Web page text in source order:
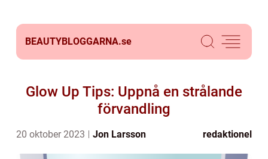
BEAUTYBLOGGARNA.se
Glow Up Tips: Uppnå en strålande
förvandling
20 oktober 2023 Jon Larsson redaktionel